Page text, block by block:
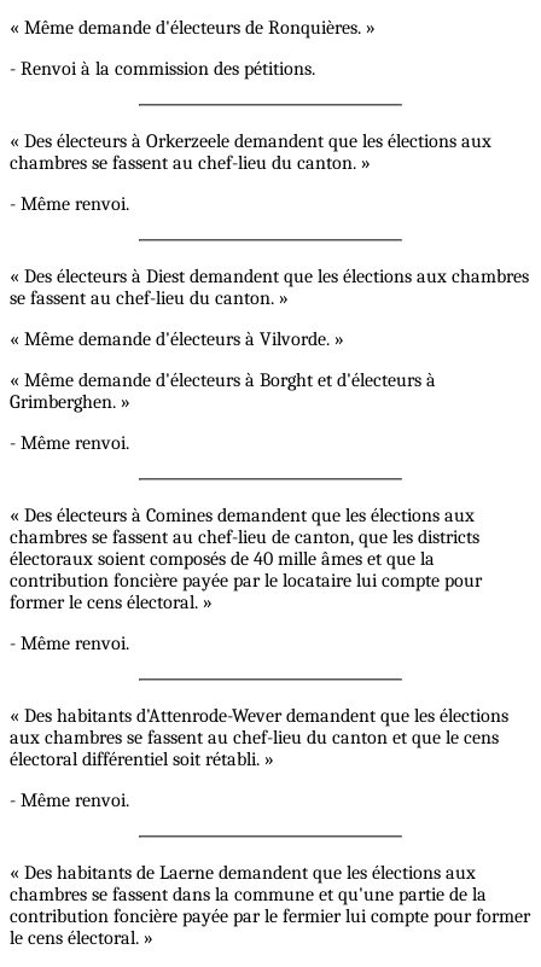
« Même demande d'électeurs de Ronquières. »
- Renvoi à la commission des pétitions.
« Des électeurs à Orkerzeele demandent que les élections aux
chambres se fassent au chef-lieu du canton. »
- Même renvoi.
« Des électeurs à Diest demandent que les élections aux chambres
se fassent au chef-lieu du canton. »
« Même demande d'électeurs à Vilvorde. »
« Même demande d'électeurs à Borght et d'électeurs à
Grimberghen. »
- Même renvoi.
« Des électeurs à Comines demandent que les élections aux
chambres se fassent au chef-lieu de canton, que les districts
électoraux soient composés de 40 mille âmes et que la
contribution foncière payée par le locataire lui compte pour
former le cens électoral. »
- Même renvoi.
« Des habitants d'Attenrode-Wever demandent que les élections
aux chambres se fassent au chef-lieu du canton et que le cens
électoral différentiel soit rétabli. »
- Même renvoi.
« Des habitants de Laerne demandent que les élections aux
chambres se fassent dans la commune et qu'une partie de la
contribution foncière payée par le fermier lui compte pour former
le cens électoral. »